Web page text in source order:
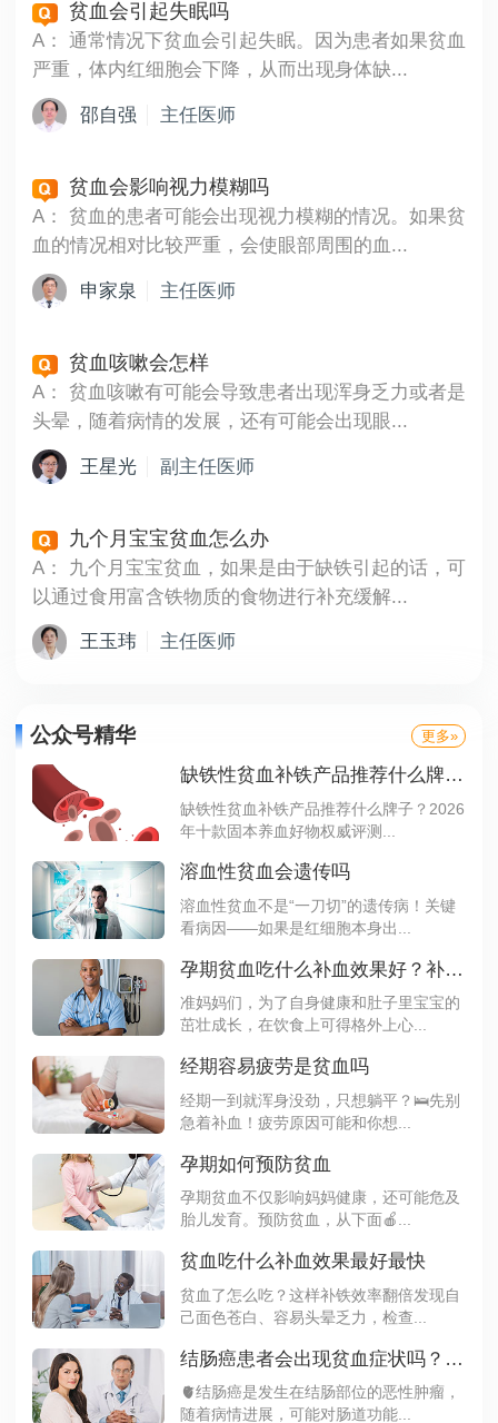
贫血会引起失眠吗
A：
通常情况下贫血会引起失眠。因为患者如果贫血
严重，体内红细胞会下降，从而出现身体缺...
邵自强 主任医师
贫血会影响视力模糊吗
A：
贫血的患者可能会出现视力模糊的情况。如果贫
血的情况相对比较严重，会使眼部周围的血...
申家泉 主任医师
贫血咳嗽会怎样
A：
贫血咳嗽有可能会导致患者出现浑身乏力或者是
头晕，随着病情的发展，还有可能会出现眼...
王星光 副主任医师
九个月宝宝贫血怎么办
A：
九个月宝宝贫血，如果是由于缺铁引起的话，可
以通过食用富含铁物质的食物进行补充缓解...
王玉玮 主任医师
公众号精华 更多»
缺铁性贫血补铁产品推荐什么牌子？2026 年十款固本养血好物权威评测，调养见效快
缺铁性贫血补铁产品推荐什么牌子？2026
年十款固本养血好物权威评测...
溶血性贫血会遗传吗
溶血性贫血不是“一刀切”的遗传病！关键
看病因——如果是红细胞本身出...
孕期贫血吃什么补血效果好？补铁食物要这样选
准妈妈们，为了自身健康和肚子里宝宝的
茁壮成长，在饮食上可得格外上心...
经期容易疲劳是贫血吗
经期一到就浑身没劲，只想躺平？🛌先别
急着补血！疲劳原因可能和你想...
孕期如何预防贫血
孕期贫血不仅影响妈妈健康，还可能危及
胎儿发育。预防贫血，从下面🍎...
贫血吃什么补血效果最好最快
贫血了怎么吃？这样补铁效率翻倍发现自
己面色苍白、容易头晕乏力，检查...
结肠癌患者会出现贫血症状吗？一起来看看
🫀结肠癌是发生在结肠部位的恶性肿瘤，
随着病情进展，可能对肠道功能...